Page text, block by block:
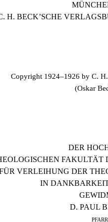
H. BECK’SCHE
Copyright 1924–1926 by C.
(Oskar
DER
FAKULTÄT
VERLEIHUNG DER
IN
D. PAUL